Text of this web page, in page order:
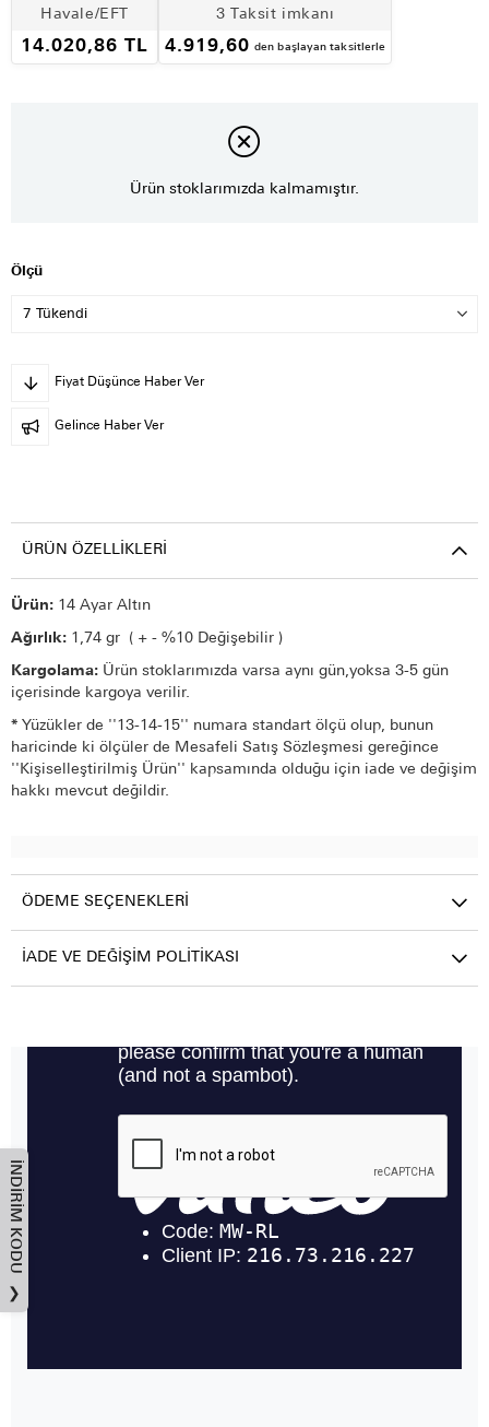
Havale/EFT
14.020,86 TL
3 Taksit imkanı
4.919,60 den başlayan taksitlerle
Ürün stoklarımızda kalmamıştır.
Ölçü
Fiyat Düşünce Haber Ver
Gelince Haber Ver
ÜRÜN ÖZELLIKLERI
Ürün: 14 Ayar Altın
Ağırlık: 1,74 gr ( + - %10 Değişebilir )
Kargolama: Ürün stoklarımızda varsa aynı gün,yoksa 3-5 gün
içerisinde kargoya verilir.
* Yüzükler de ''13-14-15'' numara standart ölçü olup, bunun
haricinde ki ölçüler de Mesafeli Satış Sözleşmesi gereğince
''Kişiselleştirilmiş Ürün'' kapsamında olduğu için iade ve değişim
hakkı mevcut değildir.
ÖDEME SEÇENEKLERI
İADE VE DEĞIŞIM POLITIKASI
İNDIRIM KODU
❯